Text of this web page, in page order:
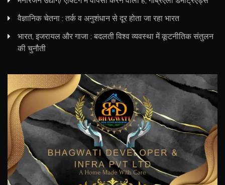
वैज्ञानिक चेतना : तर्क व अनुशंधान से दूर होता जा रहा भारत
भारत, इजरायल और गाजा : बदलती विश्व व्यवस्था में कूटनीतिक संतुलन
की चुनौती